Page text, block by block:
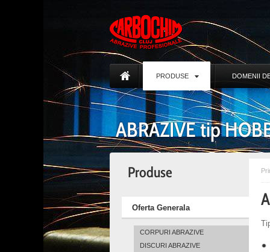
PRODUSE DOMENII
ABRAZIVE tip
Produse
Oferta Generala
CORPURI ABRAZIVE
DISCURI ABRAZIVE